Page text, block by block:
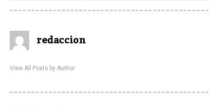
redaccion
View All Posts by Author